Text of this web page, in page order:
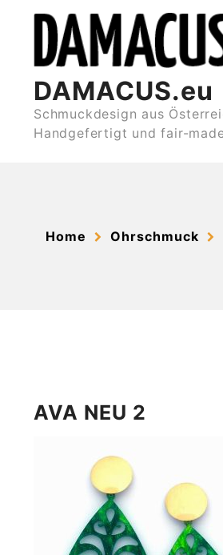
content
DAMACUS.eu
Schmuckdesign aus
Handgefertigt und fair-
Home Ohrschmuck
AVA NEU 2